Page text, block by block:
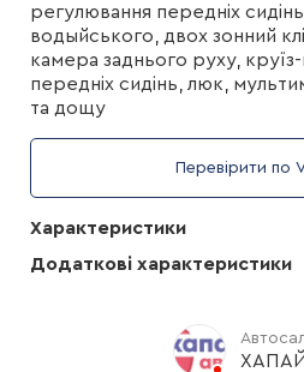
регулювання передніх
водыйського, двох зонний
камера заднього руху, круїз-
передніх сидінь, люк,
та дощу
Перевірити по
Характеристики
Додаткові характеристики